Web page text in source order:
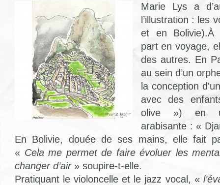
Marie Lys a
l’illustration : les
et en Bolivie).À
part en voyage,
des autres. En
au sein d’un
la conception
avec des
olive ») en
arabisante : «
En Bolivie, douée de ses mains, elle fait
« Cela me permet de faire évoluer les
changer d’air» soupire-t-elle.
Pratiquant le violoncelle et le jazz vocal, «